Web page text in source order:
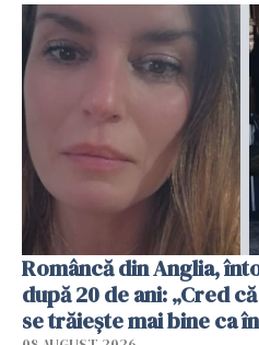
Româncă din Anglia,
după 20 de ani: „Cred
se trăiește mai bine ca